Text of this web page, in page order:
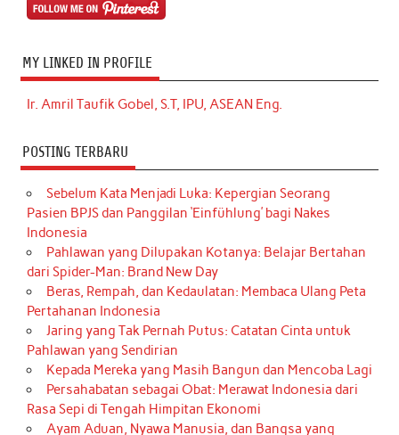
MY LINKED IN PROFILE
Ir. Amril Taufik Gobel, S.T, IPU, ASEAN Eng.
POSTING TERBARU
Sebelum Kata Menjadi Luka: Kepergian Seorang
Pasien BPJS dan Panggilan ‘Einfühlung’ bagi Nakes
Indonesia
Pahlawan yang Dilupakan Kotanya: Belajar Bertahan
dari Spider-Man: Brand New Day
Beras, Rempah, dan Kedaulatan: Membaca Ulang Peta
Pertahanan Indonesia
Jaring yang Tak Pernah Putus: Catatan Cinta untuk
Pahlawan yang Sendirian
Kepada Mereka yang Masih Bangun dan Mencoba Lagi
Persahabatan sebagai Obat: Merawat Indonesia dari
Rasa Sepi di Tengah Himpitan Ekonomi
Ayam Aduan, Nyawa Manusia, dan Bangsa yang